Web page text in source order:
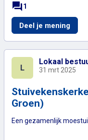
forum1
Deel je mening
L
Lokaal
31 mrt 2025
Groen)
Een gezamenlijk